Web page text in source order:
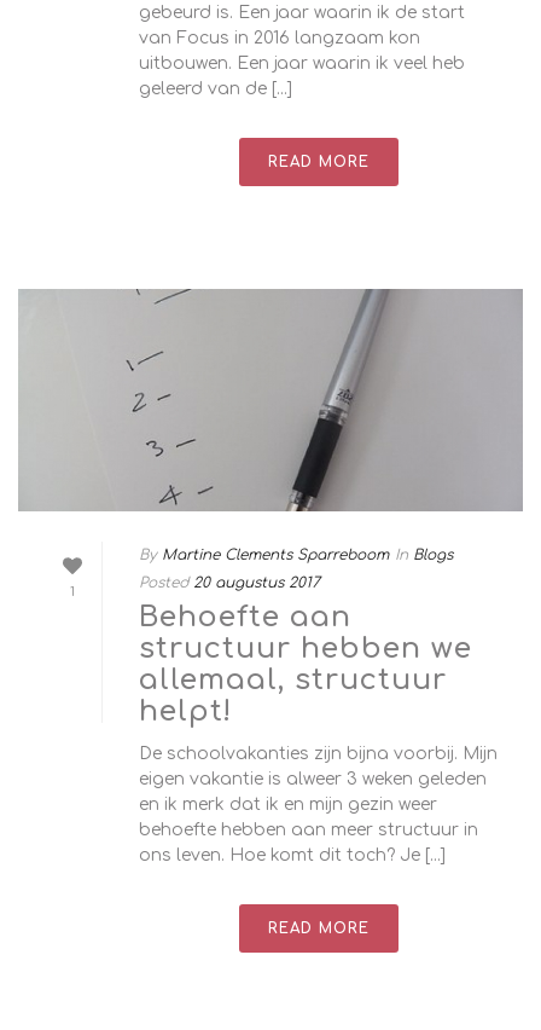
gebeurd is. Een jaar waarin ik de start
van Focus in 2016 langzaam kon
uitbouwen. Een jaar waarin ik veel heb
geleerd van de [...]
READ MORE
1
By Martine Clements Sparreboom In Blogs
Posted 20 augustus 2017
Behoefte aan
structuur hebben we
allemaal, structuur
helpt!
De schoolvakanties zijn bijna voorbij. Mijn
eigen vakantie is alweer 3 weken geleden
en ik merk dat ik en mijn gezin weer
behoefte hebben aan meer structuur in
ons leven. Hoe komt dit toch? Je [...]
READ MORE